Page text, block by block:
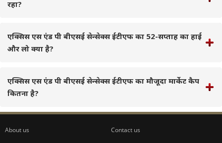
रहा?
एक्सिस एस एंड पी बीएसई सेन्सेक्स ईटीएफ का 52-सप्ताह का हाई
और लो क्या है?
एक्सिस एस एंड पी बीएसई सेन्सेक्स ईटीएफ का मौजूदा मार्केट कैप
कितना है?
About us Contact us